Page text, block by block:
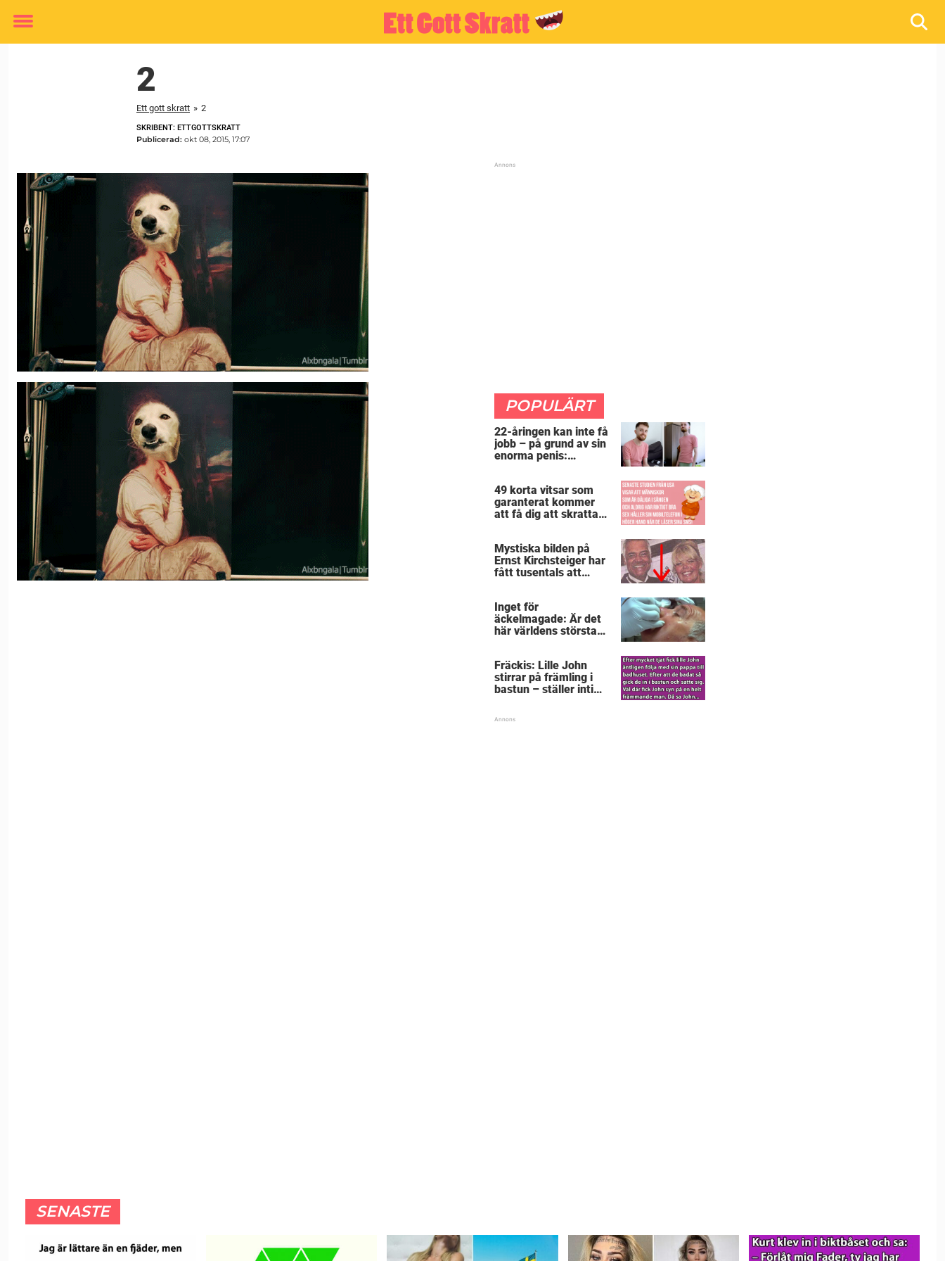
Toggle
2
Ett gott skratt » 2
SKRIBENT: ETTGOTTSKRATT
Publicerad: okt 08, 2015, 17:07
POPULÄRT
22-åringen kan inte få
jobb – på grund av sin
enorma penis:
49 korta vitsar som
garanterat kommer
att få dig att skratta
Mystiska bilden på
Ernst Kirchsteiger har
fått tusentals att
Inget för
äckelmagade: Är det
här världens största
Fräckis: Lille John
stirrar på främling i
bastun – ställer intim
SENASTE